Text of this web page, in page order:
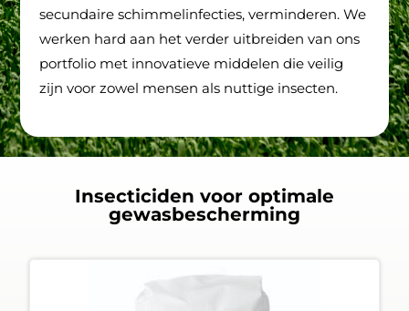
secundaire schimmelinfecties, verminderen. We
werken hard aan het verder uitbreiden van ons
portfolio met innovatieve middelen die veilig
zijn voor zowel mensen als nuttige insecten.
Insecticiden voor optimale
gewasbescherming